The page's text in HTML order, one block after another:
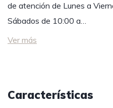
de atención de Lunes a
Sábados de 10:00 a…
Ver más
Características